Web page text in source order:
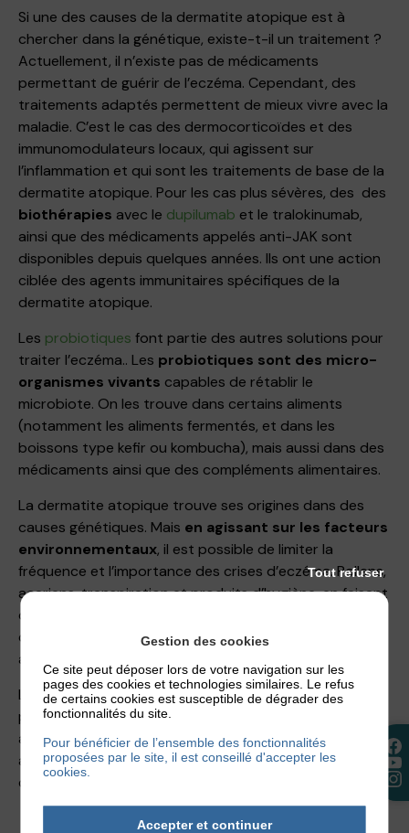
Si une des causes de la dermatite atopique est à
chercher dans la génétique, existe-t-il un traitement ?
Actuellement, il n’existe pas de médicaments
permettant de guérir de l’eczéma. Cependant, des
traitements adaptés permettent de mieux vivre avec la
maladie. C’est le cas des dermocorticoïdes et des
immunomodulateurs locaux, qui agissent sur
l’inflammation et qui sont les traitements de base de la
dermatite atopique. Pour les cas plus sévères, des des
biothérapies avec le dupilumab et le tralokinumab,
ainsi que des médicaments appelés anti-JAK sont
disponibles depuis quelques années. Ils ont une action
ciblée des agents immunitaires spécifiques de la
dermatite atopique.
Les probiotiques font partie des autres solutions pour
traiter l’eczéma.. Les probiotiques sont des micro-
organismes vivants capables de rétablir le
microbiote. On les trouve dans certains aliments
(notamment les aliments fermentés, et dans les
boissons type kefir ou kombucha), mais aussi dans des
médicaments ainsi que des compléments alimentaires.
La dermatite atopique trouve ses origines dans des
causes génétiques. Mais en agissant sur les facteurs
environnementaux, il est possible de limiter la
fréquence et l’importance des crises d’eczéma. Pollens,
acariens, transpiration et produits d’hygiène, en faisant
des choix adaptés, la peau sera moins en contact avec
ces facteurs déclenchants. Les crises d’eczéma seront
alors moins nombreuses.
L’Association Française de l’Eczéma est à vos côtés
pour vous informer sur la maladie et sur les dernières
avancées des scientifiques. Découvrez des conseils à
appliquer dans la vie de tous les jours pour limiter
concrètement l’impact de la dermatite atopique.
Gestion des cookies
Ce site peut déposer lors de votre navigation sur les
pages des cookies et technologies similaires. Le refus
de certains cookies est susceptible de dégrader des
fonctionnalités du site.
Pour bénéficier de l’ensemble des fonctionnalités
proposées par le site, il est conseillé d'accepter les
cookies.
Accepter et continuer
Tout refuser